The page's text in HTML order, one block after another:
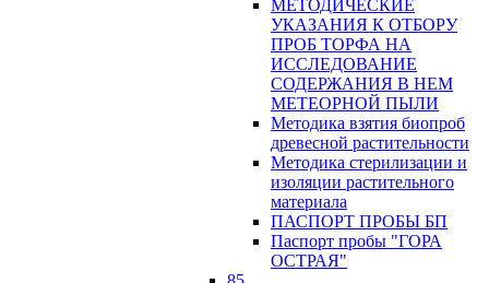
МЕТОДИЧЕСКИЕ
УКАЗАНИЯ К ОТБОРУ
ПРОБ ТОРФА НА
ИССЛЕДОВАНИЕ
СОДЕРЖАНИЯ В НЕМ
МЕТЕОРНОЙ ПЫЛИ
Методика взятия биопроб
древесной растительности
Методика стерилизации и
изоляции растительного
материала
ПАСПОРТ ПРОБЫ БП
Паспорт пробы "ГОРА
ОСТРАЯ"